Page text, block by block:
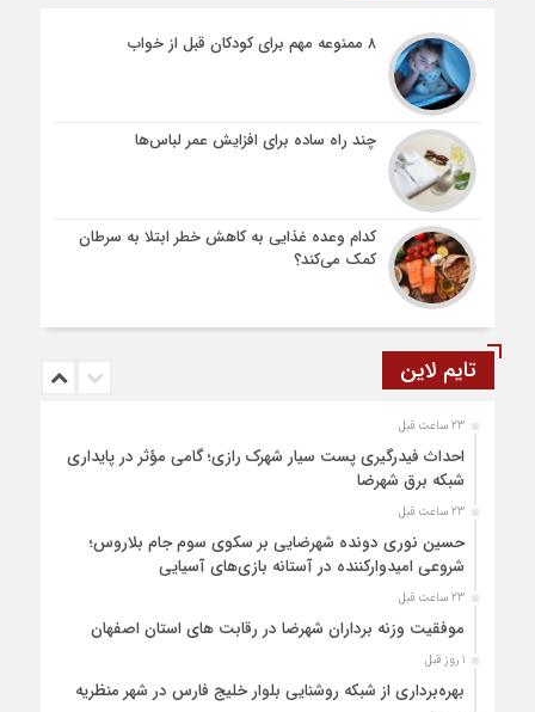
۸ ممنوعه مهم برای کودکان قبل از خواب
چند راه ساده برای افزایش عمر لباس‌ها
کدام وعده غذایی به کاهش خطر ابتلا به سرطان
کمک می‌کند؟
تایم لاین
23 ساعت قبل
احداث فیدرگیری پست سیار شهرک رازی؛ گامی مؤثر در پایداری
شبکه برق شهرضا
23 ساعت قبل
حسین نوری دونده شهرضایی بر سکوی سوم جام بلاروس؛
شروعی امیدوارکننده در آستانه بازی‌های آسیایی
23 ساعت قبل
موفقیت وزنه برداران شهرضا در رقابت های استان اصفهان
1 روز قبل
بهره‌برداری از شبکه روشنایی بلوار خلیج فارس در شهر منظریه